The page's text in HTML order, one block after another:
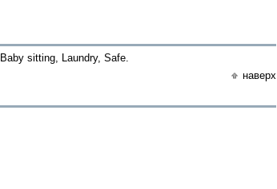
sitting, Laundry, Safe.
наверх